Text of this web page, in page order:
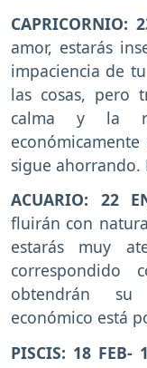
CAPRICORNIO:
amor, estarás
impaciencia de
las cosas, pero
calma y la
sigue ahorrando.
ACUARIO: 22
fluirán con
estarás muy
correspondido
obtendrán su
económico está
PISCIS: 18 FEB-